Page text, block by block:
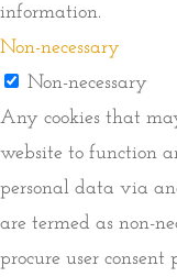
information.
Non-necessary
Non-necessary
Any cookies that
website to function
personal data via
are termed as non-
procure user